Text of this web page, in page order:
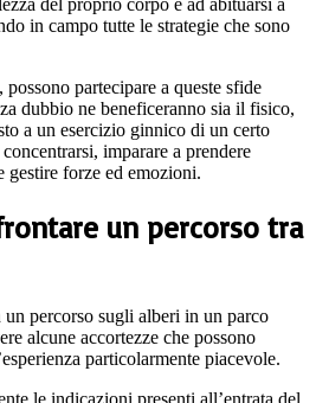
in campo tutte le strategie che sono
partecipare a queste sfide
dubbio ne beneficeranno sia il fisico,
a un esercizio ginnico di un certo
imparare a prendere
gestire forze ed emozioni.
un percorso tra
percorso sugli alberi in un parco
alcune accortezze che possono
particolarmente piacevole.